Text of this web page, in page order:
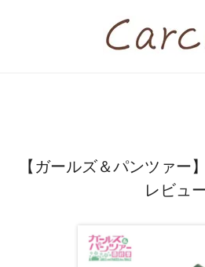
【ガールズ＆パンツァー
レビュ